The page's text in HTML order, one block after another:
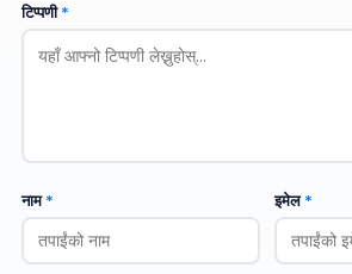
टिप्पणी*
नाम* इमेल*